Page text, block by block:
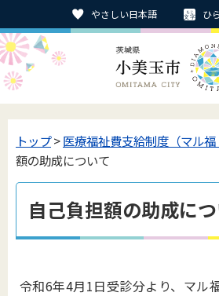
やさしい日本語 ひ
トップ>医療福祉費支給制度（マル福
額の助成について
自己負担額の助成に
令和6年4月1日受診分より、マル